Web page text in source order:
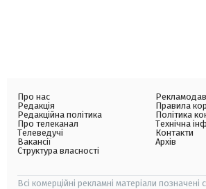
Про нас
Редакція
Редакційна політика
Про телеканал
Телеведучі
Вакансії
Структура власності
Правила
Політика
Технічна
Контакти
Архів
Всі комерційні рекламні матеріали позначені